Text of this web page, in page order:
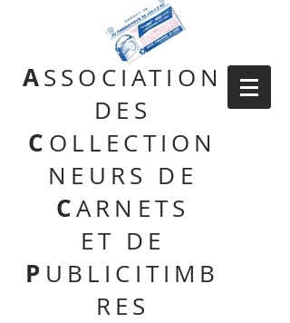
ASSOCIATION
DES
C OLLECTION
NEURS DE
CARNETS
ET DE
P UBLICITIMB
RES